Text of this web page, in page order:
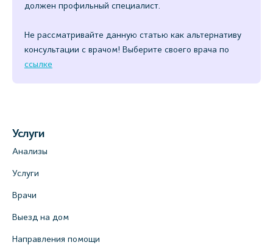
должен профильный специалист.
Не рассматривайте данную статью как альтернативу
консультации с врачом! Выберите своего врача по
ссылке
Услуги
Анализы
Услуги
Врачи
Выезд на дом
Направления помощи